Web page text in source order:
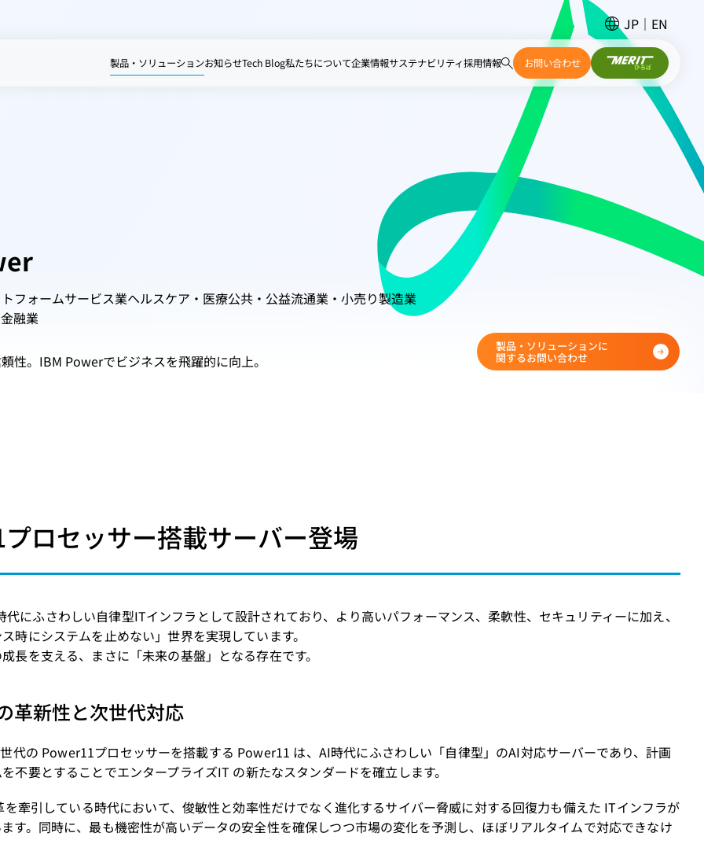
製品・ソリューションお知らせTech Blog私たちについて企業情報サステナビリティ採用情報 お問い合わせ
JP EN
フォームサービス業ヘルスケア・医療公共・公益流通業・小売り製造業
金融業
性。IBM Powerでビジネスを飛躍的に向上。
製品・ソリューションに
関するお問い合わせ
ロセッサー搭載サーバー登場
にふさわしい自律型ITインフラとして設計されており、より高いパフォーマンス、柔軟性、セキュリティーに加え、
時にシステムを止めない」世界を実現しています。
長を支える、まさに「未来の基盤」となる存在です。
革新性と次世代対応
代の Power11プロセッサーを搭載する Power11 は、AI時代にふさわしい「自律型」のAI対応サーバーであり、計画
不要とすることでエンタープライズIT の新たなスタンダードを確立します。
牽引している時代において、俊敏性と効率性だけでなく進化するサイバー脅威に対する回復力も備えた ITインフラが
す。同時に、最も機密性が高いデータの安全性を確保しつつ市場の変化を予測し、ほぼリアルタイムで対応できなけ